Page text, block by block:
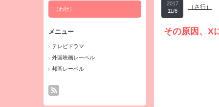
（わ行）
メニュー
テレビドラマ
外国映画レーベル
邦画レーベル
2017
11/6
（さ行）
その原因、X